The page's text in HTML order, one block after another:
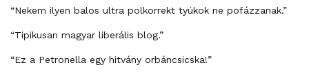
“Nekem ilyen balos ultra polkorrekt tyúkok ne pofázzanak.”
“Tipikusan magyar liberális blog.”
“Ez a Petronella egy hitvány orbáncsicska!”